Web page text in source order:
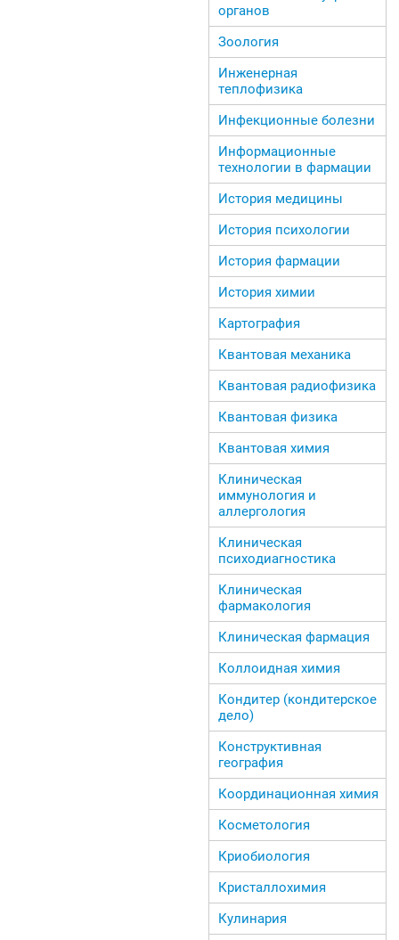
органов
Зоология
Инженерная
теплофизика
Инфекционные болезни
Информационные
технологии в фармации
История медицины
История психологии
История фармации
История химии
Картография
Квантовая механика
Квантовая радиофизика
Квантовая физика
Квантовая химия
Клиническая
иммунология и
аллергология
Клиническая
психодиагностика
Клиническая
фармакология
Клиническая фармация
Коллоидная химия
Кондитер (кондитерское
дело)
Конструктивная
география
Координационная химия
Косметология
Криобиология
Кристаллохимия
Кулинария